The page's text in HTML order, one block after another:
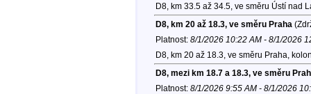
D8, km 33.5 až 34.5, ve směru Ústí nad
D8, km 20 až 18.3, ve směru Praha
Platnost: 8/1/2026 10:22 AM - 8/1/2026
D8, km 20 až 18.3, ve směru Praha,
D8, mezi km 18.7 a 18.3, ve směru
Platnost: 8/1/2026 9:55 AM - 8/1/2026